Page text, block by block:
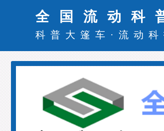
全国流动科
科普大篷车 · 流动科